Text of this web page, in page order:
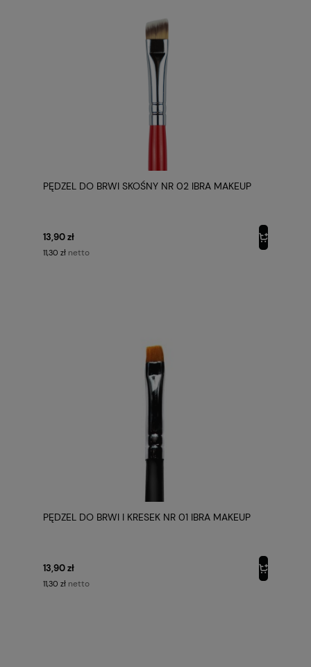
PĘDZEL DO BRWI SKOŚNY NR 02 IBRA MAKEUP
13,90 zł
11,30 zł netto
PĘDZEL DO BRWI I KRESEK NR 01 IBRA MAKEUP
13,90 zł
11,30 zł netto